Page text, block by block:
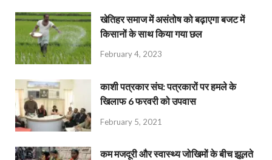
खेतिहर समाज में असंतोष को बढ़ाएगा बजट में
किसानों के साथ किया गया छल
February 4, 2023
काशी पत्रकार संघ: पत्रकारों पर हमले के
खिलाफ 6 फरवरी को उपवास
February 5, 2021
कम मजदूरी और स्वास्थ्य जोखिमों के बीच झूलते